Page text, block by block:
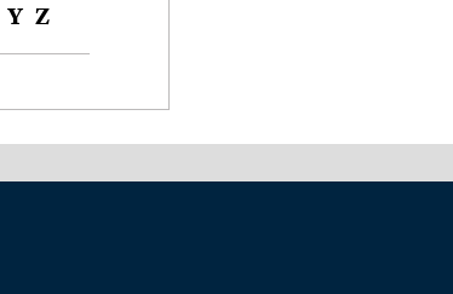
Y Z